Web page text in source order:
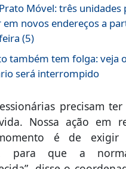
Móvel: três unidades
em novos endereços a
(5)
também tem folga: veja
será interrompido
precisam
Nossa ação em
é de exigir
para que a